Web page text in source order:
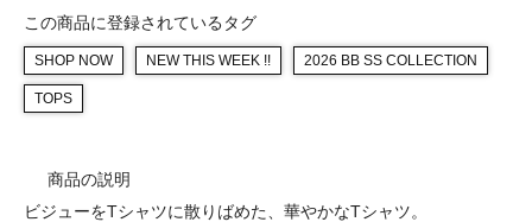
この商品に登録されているタグ
SHOP NOW NEW THIS WEEK !! 2026 BB SS COLLECTION
TOPS
商品の説明
ビジューをTシャツに散りばめた、華やかなTシャツ。